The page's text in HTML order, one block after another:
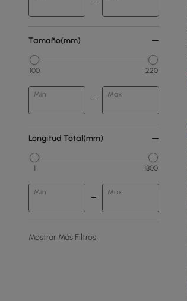
Tamaño(mm)
100 220
Min Max
Longitud Total(mm)
1 1800
Min Max
Mostrar Más Filtros